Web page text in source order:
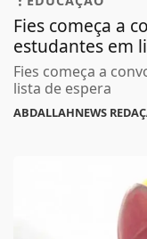
Fies começa a
estudantes em
Fies começa a
lista de espera
ABDALLAHNEWS